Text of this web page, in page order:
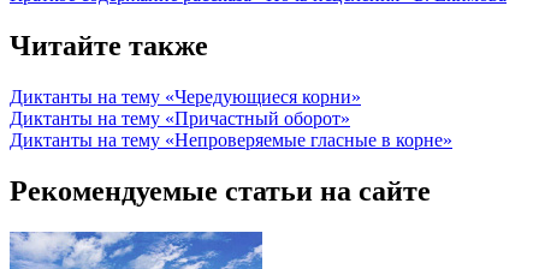
Читайте также
Диктанты на тему «Чередующиеся корни»
Диктанты на тему «Причастный оборот»
Диктанты на тему «Непроверяемые гласные в корне»
Рекомендуемые статьи на сайте